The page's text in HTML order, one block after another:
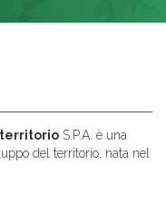
territorio S.P.A. è una
del territorio, nata nel